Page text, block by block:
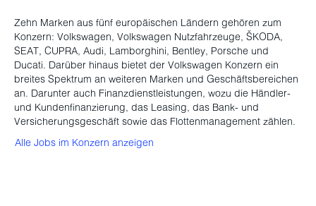
Zehn Marken aus fünf europäischen Ländern gehören zum
Konzern: Volkswagen, Volkswagen Nutzfahrzeuge, ŠKODA,
SEAT, CUPRA, Audi, Lamborghini, Bentley, Porsche und
Ducati. Darüber hinaus bietet der Volkswagen Konzern ein
breites Spektrum an weiteren Marken und Geschäftsbereichen
an. Darunter auch Finanzdienstleistungen, wozu die Händler-
und Kundenfinanzierung, das Leasing, das Bank- und
Versicherungsgeschäft sowie das Flottenmanagement zählen.
Alle Jobs im Konzern anzeigen